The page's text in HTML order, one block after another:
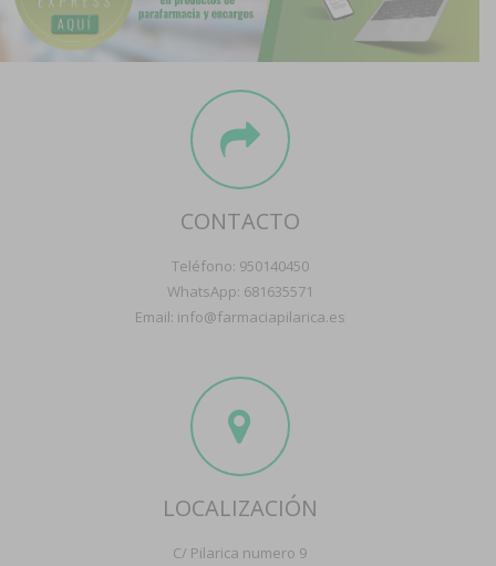
Contacto
Boletín
CONTACTO
Teléfono: 950140450
WhatsApp: 681635571
Email: info@farmaciapilarica.es
LOCALIZACIÓN
C/ Pilarica numero 9